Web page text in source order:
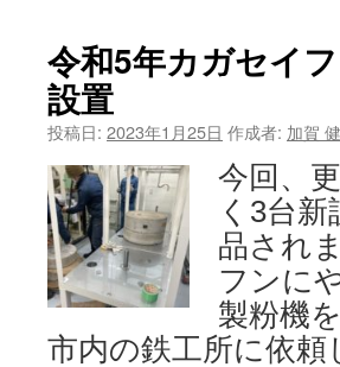
令和5年カガセイ
設置
投稿日: 2023年1月25日 作成者: 加賀
今回、
く3台
品され
フンに
製粉機
市内の鉄工所に依